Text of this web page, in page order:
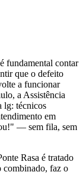
fundamental contar
que o defeito
a funcionar
a Assistência
lg: técnicos
em
— sem fila, sem
Rasa é tratado
combinado, faz o